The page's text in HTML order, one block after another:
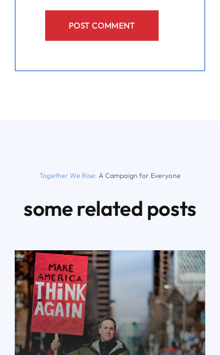
Together We Rise: A Campaign for Everyone
some related posts